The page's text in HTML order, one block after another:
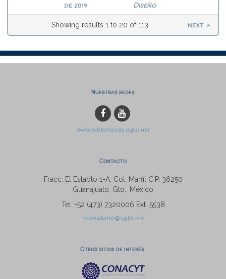
de 2019
Diseño
Showing results 1 to 20 of 113 next >
Nuestras redes
www.bibliotecas.ugto.mx
Contacto
Fracc. El Establo 1-A, Col. Marfil C.P. 36250
Guanajuato, Gto., México
Tel: +52 (473) 7320006 Ext. 5538
repositorio@ugto.mx
Otros sitios de interés: